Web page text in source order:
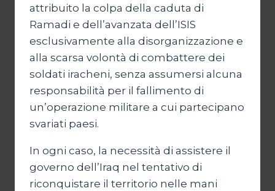
attribuito la colpa della caduta di
Ramadi e dell’avanzata dell’ISIS
esclusivamente alla disorganizzazione e
alla scarsa volontà di combattere dei
soldati iracheni, senza assumersi alcuna
responsabilità per il fallimento di
un’operazione militare a cui partecipano
svariati paesi.
In ogni caso, la necessità di assistere il
governo dell’Iraq nel tentativo di
riconquistare il territorio nelle mani